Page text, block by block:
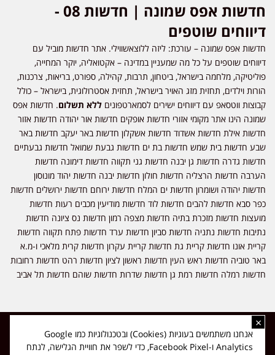
חדשות אפס שמונה | חדשות 08 -
דיווחים שוטפים
חדשות אפס שמונה – עורכת: ליזה ללוצאשווילי. אתר חדשות מוביל עם
דיווחים שוטפים על כל מה שמעניין במדינה – אקטואליה, יוקר המחייה,
פוליטיקה, מלחמה בישראל, ביטחון, תרבות, קהילה, ספורט, בריאות, צרכנות,
הורות וילדים, תחזית מזג האויר בישראל, תחזית אסטרולוגית, בישראל – כולל
קבוצות ווטסאפ עם דיווחים ישירים לסמארטפונים ללא תשלום. חדשות אפס
שמונה הינו אתר מקומי אזורי חדשות אופקים חדשות אור יהודה חדשות אזור
חדשות אילת חדשות אשדוד חדשות אשקלון חדשות באר יעקב חדשות באר
שבע חדשות בית שמש חדשות בת ים חדשות גבעת שמואל חדשות גבעתיים
חדשות גדרה חדשות גן יבנה חדשות גני תקווה חדשות דימונה חדשות
הערבה חדשות הרצליה חדשות חולון חדשות יבנה חדשות יהוד מונוסון
חדשות יהודה ושומרון חדשות ים המלח חדשות ירוחם חדשות ירושלים חדשות
כפר סבא חדשות להבים חדשות לוד חדשות מודיעין מכבים רעות חדשות
מועצות חדשות מזכרת בתיה חדשות מצפה רמון חדשות נס ציונה חדשות
נתיבות חדשות נתניה חדשות סביון חדשות ערד חדשות פתח תקווה חדשות
קריית אונו חדשות קריית גת חדשות קריית עקרון חדשות קרית מלאכי ו-מ.א
באר טוביה חדשות ראש העין חדשות ראשון לציון חדשות רהט חדשות רחובות
חדשות רמלה חדשות רמת גן חדשות שדרות חדשות שוהם חדשות תל אביב
כל הזכויות שמורות ל-ליזה ללוצאשווילי - חדשות אפס שמונה - דיווחים בזמן
אמת, נוסד בשנת 2019 | טל' לפרסומים 054-9759222 מייל מערכת
news08.net@gmail.com
×
אנחנו משתמשים בעוגיות (Cookies) ובטכנולוגיות כמו Google
Analytics ו-Facebook Pixel, כדי לשפר את חוויית הגלישה, לנתח